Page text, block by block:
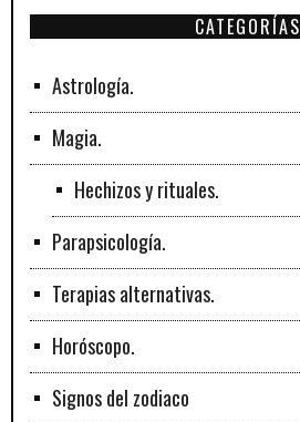
CATEGORÍAS
Astrología.
Magia.
Hechizos y rituales.
Parapsicología.
Terapias alternativas.
Horóscopo.
Signos del zodiaco